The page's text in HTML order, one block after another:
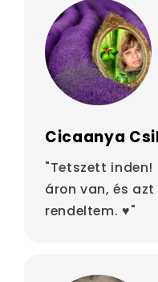
Cicaanya Csilla
"Tetszett
áron van, és
rendeltem. ♥"